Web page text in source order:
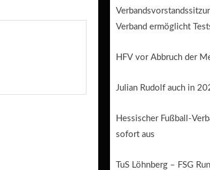
Verband ermöglicht
HFV vor Abbruch der
Julian Rudolf auch in
Hessischer Fußball-
sofort aus
TuS Löhnberg – FSG